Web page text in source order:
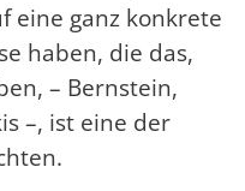
eine ganz konkrete
haben, die das,
– Bernstein,
–, ist eine der